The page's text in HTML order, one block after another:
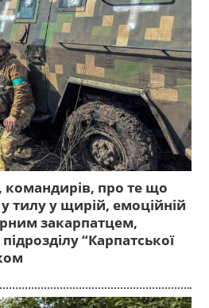
командирів, про те що
у тилу у щирій, емоційній
закарпатцем,
“Карпатської